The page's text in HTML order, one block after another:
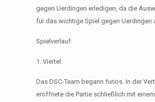
gegen Uerdingen erledigen, da die
für das wichtige Spiel gegen
Spielverlauf:
1. Viertel:
Das DSC-Team begann furios. In der
eröffnete die Partie schließlich mit